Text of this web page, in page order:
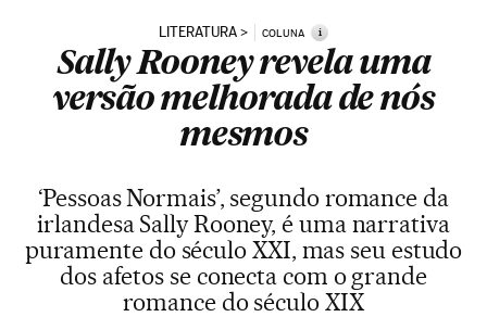
LITERATURA COLUNA i
Sally Rooney revela uma
versão melhorada de nós
mesmos
‘Pessoas Normais’, segundo romance da
irlandesa Sally Rooney, é uma narrativa
puramente do século XXI, mas seu estudo
dos afetos se conecta com o grande
romance do século XIX